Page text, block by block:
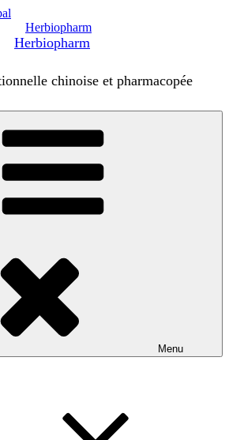
Herbiopharm
chinoise et pharmacopée
Menu